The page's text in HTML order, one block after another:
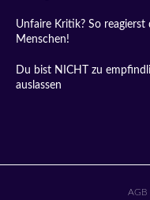
Unfaire Kritik? So reagierst
Menschen!
Du bist NICHT zu
auslassen
AGB